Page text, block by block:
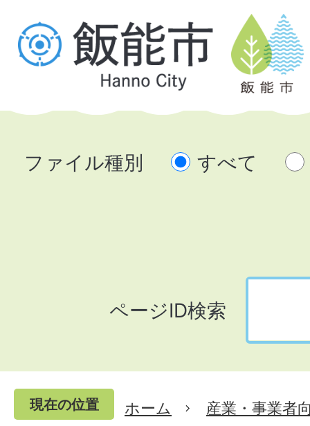
ファイル種別 すべて
ページID検索
現在の位置 ホーム 産業・事業者